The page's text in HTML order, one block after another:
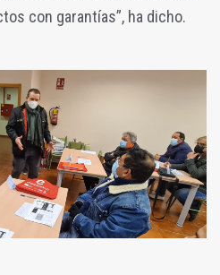
con garantías”, ha dicho.